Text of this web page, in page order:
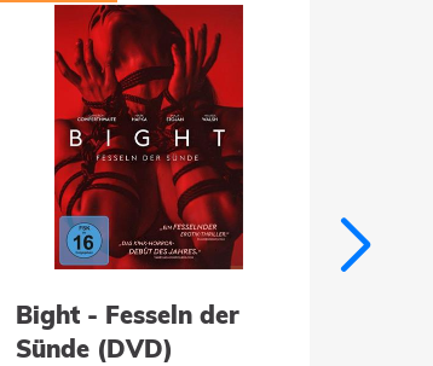
Bight - Fesseln der
Sünde (DVD)